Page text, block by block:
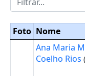
Foto Nome
Ana Maria
Coelho Rios